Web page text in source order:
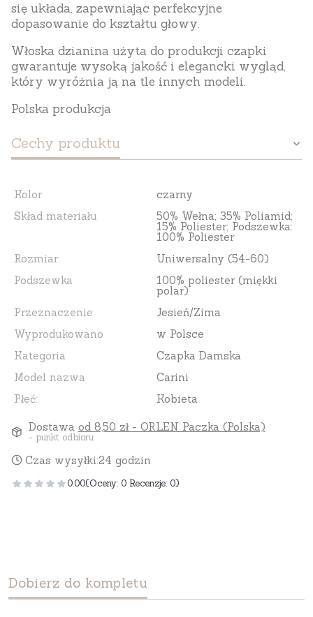
się układa, zapewniając perfekcyjne
dopasowanie do kształtu głowy.
Włoska dzianina użyta do produkcji czapki
gwarantuje wysoką jakość i elegancki wygląd,
który wyróżnia ją na tle innych modeli.
Polska produkcja
Cechy produktu
Kolor
czarny
Skład materiału
50% Wełna; 35% Poliamid;
15% Poliester; Podszewka:
100% Poliester
Rozmiar:
Uniwersalny (54-60)
Podszewka
100% poliester (miękki
polar)
Przeznaczenie:
Jesień/Zima
Wyprodukowano
w Polsce
Kategoria
Czapka Damska
Model nazwa
Carini
Płeć:
Kobieta
Dostawa od 8,50 zł - ORLEN Paczka (Polska)
- punkt odbioru
Czas wysyłki:24 godzin
0.00(Oceny: 0 Recenzje: 0)
Dobierz do kompletu